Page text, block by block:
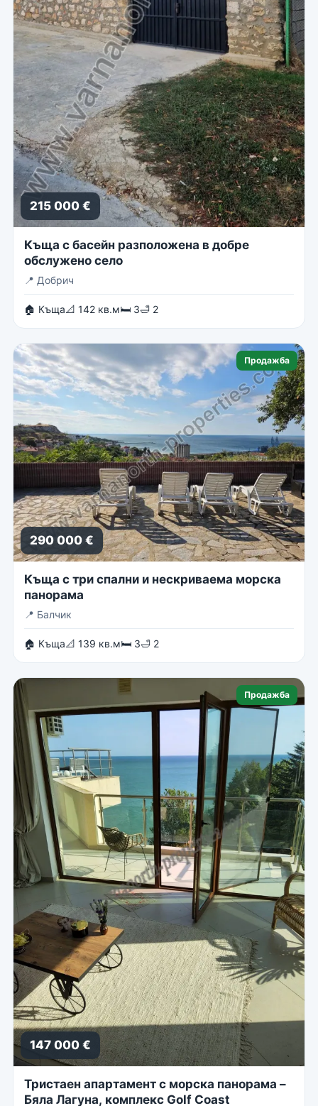
215 000 €
Къща с басейн разположена в добре
обслужено село
📍 Добрич
🏠 Къща📐 142 кв.м🛏 3🛁 2
Продажба
290 000 €
Къща с три спални и нескриваема морска
панорама
📍 Балчик
🏠 Къща📐 139 кв.м🛏 3🛁 2
Продажба
147 000 €
Тристаен апартамент с морска панорама –
Бяла Лагуна, комплекс Golf Coast